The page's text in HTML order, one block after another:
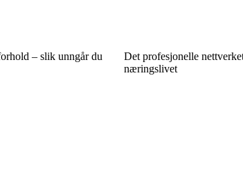
– slik unngår du
Det profesjonelle
næringslivet